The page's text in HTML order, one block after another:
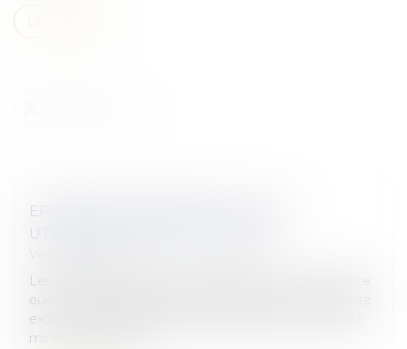
EPARGNE DES MINEURS : QUELLE
UTILISATION PAR LES PARENTS
Les sommes déposées par les parents sur un compte
ouvert au nom de leur enfant deviennent sa propriété
exclusive, quel que soit son âge. Néanmoins, l'enfant
mineur n'a pas la ca...